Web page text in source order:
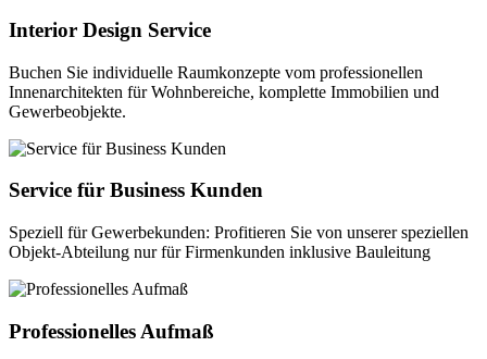
Interior Design Service
Buchen Sie individuelle Raumkonzepte vom professionellen
Innenarchitekten für Wohnbereiche, komplette Immobilien und
Gewerbeobjekte.
Service für Business Kunden
Speziell für Gewerbekunden: Profitieren Sie von unserer speziellen
Objekt-Abteilung nur für Firmenkunden inklusive Bauleitung
Professionelles Aufmaß